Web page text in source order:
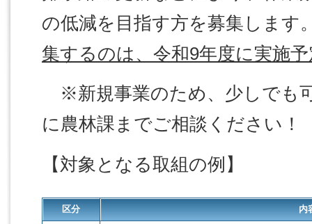
の低減を目指す方を募集します
集するのは、令和9年度に実施
※新規事業のため、少しでも
に農林課までご相談ください！
【対象となる取組の例】
区分 内